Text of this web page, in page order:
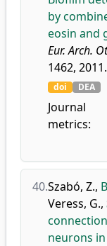
by
eosin and
Eur. Arch.
1462, 2011.
doi DEA
Journal
metrics:
40.Szabó, Z.,
Veress, G.,
neurons